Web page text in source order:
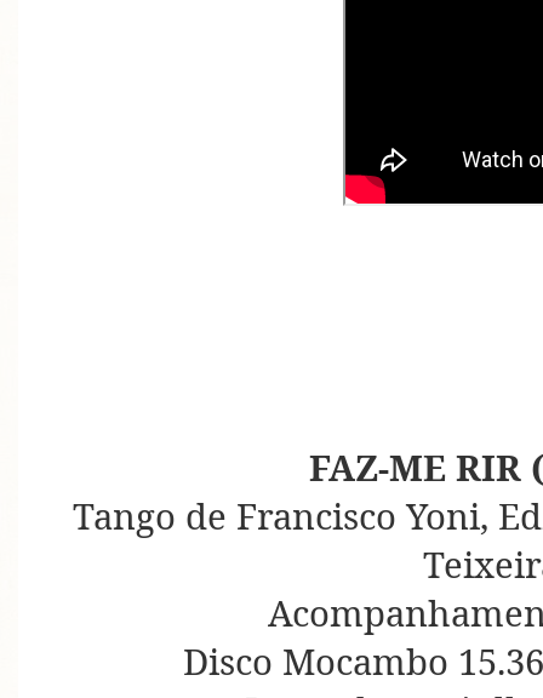
FAZ-ME RIR
Tango de Francisco Yoni,
Disco Mocambo